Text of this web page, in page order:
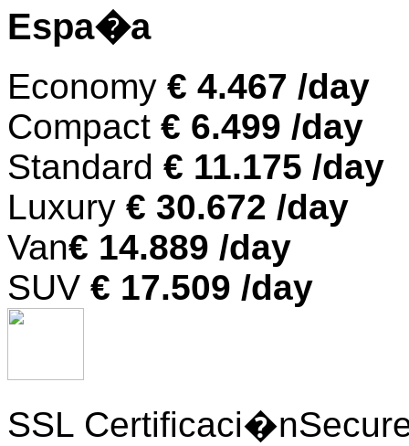
Espa�a
Economy € 4.467 /day
Compact € 6.499 /day
Standard € 11.175 /day
Luxury € 30.672 /day
Van€ 14.889 /day
SUV € 17.509 /day
SSL Certificaci�n